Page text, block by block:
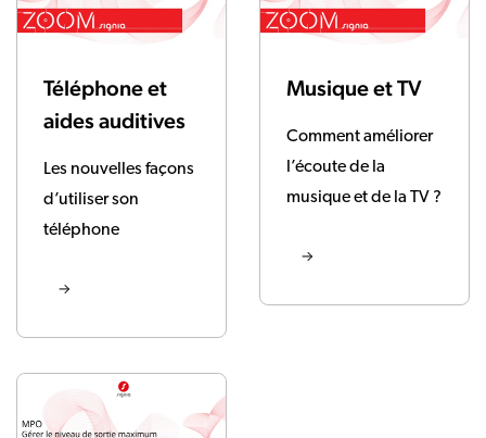
Téléphone et
aides auditives
Les nouvelles façons
d’utiliser son
téléphone
Musique et TV
Comment améliorer
l’écoute de la
musique et de la TV ?